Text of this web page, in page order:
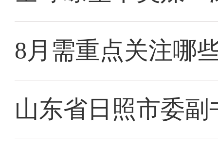
8月需重点关注哪
山东省日照市委